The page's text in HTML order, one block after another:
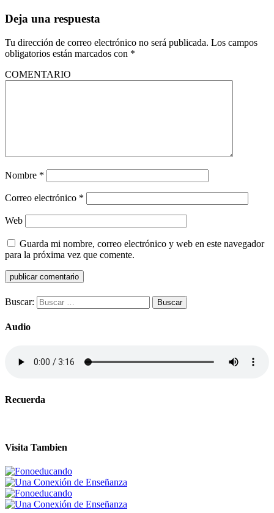
Deja una respuesta
Tu dirección de correo electrónico no será publicada. Los campos
obligatorios están marcados con *
COMENTARIO
Nombre *
Correo electrónico *
Web
Guarda mi nombre, correo electrónico y web en este navegador
para la próxima vez que comente.
Buscar:
Audio
Recuerda
Visita Tambien